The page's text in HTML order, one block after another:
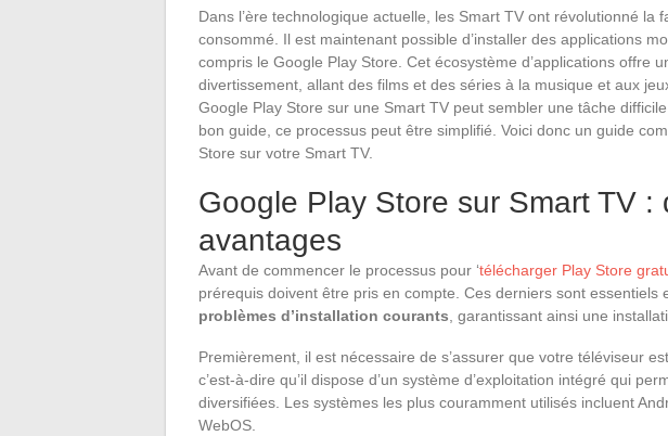
Dans l’ère technologique actuelle, les Smart TV ont révolutionné la
consommé. Il est maintenant possible d’installer des applications
compris le Google Play Store. Cet écosystème d’applications offre
divertissement, allant des films et des séries à la musique et aux
Google Play Store sur une Smart TV peut sembler une tâche
bon guide, ce processus peut être simplifié. Voici donc un guide
Store sur votre Smart TV.
Google Play Store sur Smart TV :
avantages
Avant de commencer le processus pour ‘télécharger Play Store
prérequis doivent être pris en compte. Ces derniers sont essentiels
problèmes d’installation courants, garantissant ainsi une
Premièrement, il est nécessaire de s’assurer que votre téléviseur
c’est-à-dire qu’il dispose d’un système d’exploitation intégré qui
diversifiées. Les systèmes les plus couramment utilisés incluent
WebOS.